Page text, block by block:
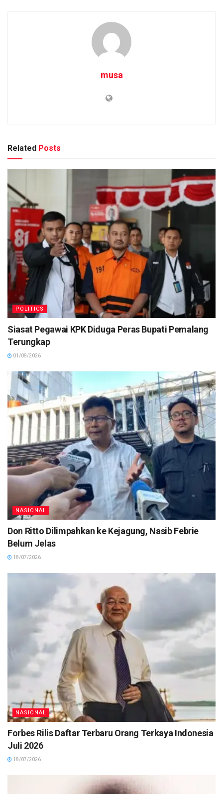
musa
Related Posts
POLITICS
Siasat Pegawai KPK Diduga Peras Bupati Pemalang
Terungkap
01/08/2026
NASIONAL
Don Ritto Dilimpahkan ke Kejagung, Nasib Febrie
Belum Jelas
18/07/2026
NASIONAL
Forbes Rilis Daftar Terbaru Orang Terkaya Indonesia
Juli 2026
18/07/2026